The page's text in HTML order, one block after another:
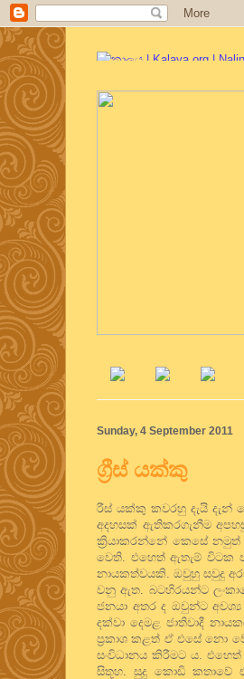
Sunday, 4 September 2011
ග්‍රීස් යක්කු
රීස් යක්කු කවරහු දැයි දැන්
අදහසක් ඇතිකරගැනීම
ක්‍රියාකරන්නේ කෙසේ
වෙති. එහෙත් ඇතැම් විටක
නායකත්වයකි. ඔවුහු සවුදු
වනු ඇත. බටහිරයන්ට
ජනයා අතර ද ඔවුන්ට
දක්වා දෙමළ ජාතිවාදී
ප්‍රකාශ කළත් ඒ එසේ නො
සංවිධානය කිරීමට ය.
සිතූහ. සුදු කොඩි කතාවේ